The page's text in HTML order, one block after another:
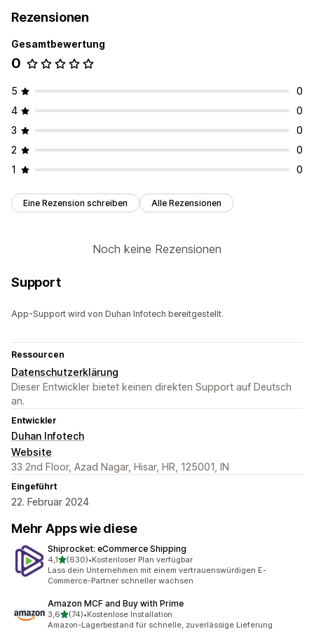
Rezensionen
Gesamtbewertung
0
5
0
4
0
3
0
2
0
1
0
Eine Rezension schreiben Alle Rezensionen
Noch keine Rezensionen
Support
App-Support wird von Duhan Infotech bereitgestellt.
Ressourcen
Datenschutzerklärung
Dieser Entwickler bietet keinen direkten Support auf Deutsch
an.
Entwickler
Duhan Infotech
Website
33 2nd Floor, Azad Nagar, Hisar, HR, 125001, IN
Eingeführt
22. Februar 2024
Mehr Apps wie diese
Shiprocket: eCommerce Shipping
4,1von 5 Sternen
(630)
630 Rezensionen insgesamt
•Kostenloser Plan verfügbar
Lass dein Unternehmen mit einem vertrauenswürdigen E-
Commerce-Partner schneller wachsen
Amazon MCF and Buy with Prime
3,6von 5 Sternen
(74)
74 Rezensionen insgesamt
•Kostenlose Installation
Amazon-Lagerbestand für schnelle, zuverlässige Lieferung